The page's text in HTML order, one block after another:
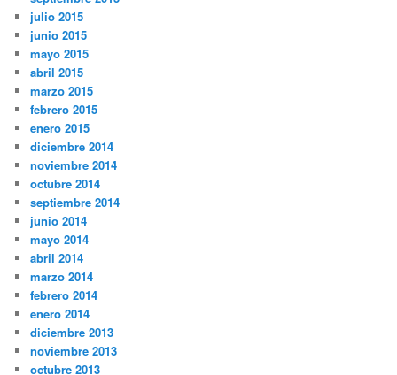
julio 2015
junio 2015
mayo 2015
abril 2015
marzo 2015
febrero 2015
enero 2015
diciembre 2014
noviembre 2014
octubre 2014
septiembre 2014
junio 2014
mayo 2014
abril 2014
marzo 2014
febrero 2014
enero 2014
diciembre 2013
noviembre 2013
octubre 2013